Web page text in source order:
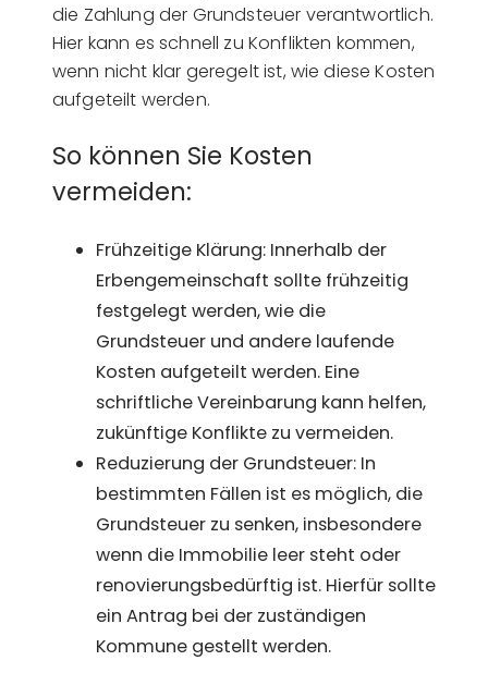
die Zahlung der Grundsteuer verantwortlich.
Hier kann es schnell zu Konflikten kommen,
wenn nicht klar geregelt ist, wie diese Kosten
aufgeteilt werden.
So können Sie Kosten
vermeiden:
Frühzeitige Klärung: Innerhalb der
Erbengemeinschaft sollte frühzeitig
festgelegt werden, wie die
Grundsteuer und andere laufende
Kosten aufgeteilt werden. Eine
schriftliche Vereinbarung kann helfen,
zukünftige Konflikte zu vermeiden.
Reduzierung der Grundsteuer: In
bestimmten Fällen ist es möglich, die
Grundsteuer zu senken, insbesondere
wenn die Immobilie leer steht oder
renovierungsbedürftig ist. Hierfür sollte
ein Antrag bei der zuständigen
Kommune gestellt werden.